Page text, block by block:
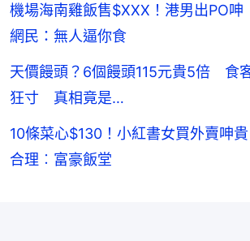
機場海南雞飯售$XXX！港男出PO
網民：無人逼你食
天價饅頭？6個饅頭115元貴5倍 食
狂寸 真相竟是…
10條菜心$130！小紅書女買外賣呻
合理︰富豪飯堂